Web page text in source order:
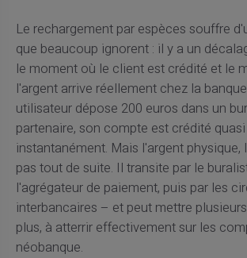
Le rechargement par espèces souffre
que beaucoup ignorent : il y a un
le moment où le client est crédité et le
l'argent arrive réellement chez la
utilisateur dépose 200 euros dans un
partenaire, son compte est crédité quasi
instantanément. Mais l'argent physique,
pas tout de suite. Il transite par le
l'agrégateur de paiement, puis par les
interbancaires – et peut mettre
plus, à atterrir effectivement sur les
néobanque.